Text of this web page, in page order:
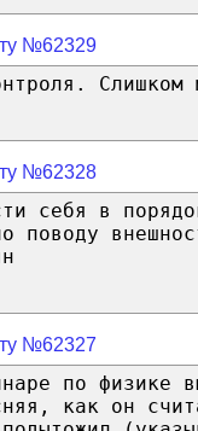
№62329
№62328
себя в
поводу
№62327
по физике
как он